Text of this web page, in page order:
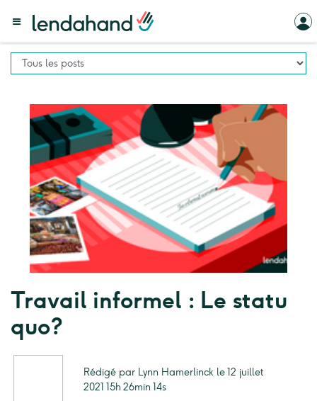
Travail informel : Le statu
quo?
Rédigé par Lynn Hamerlinck le 12 juillet
2021 15h 26min 14s